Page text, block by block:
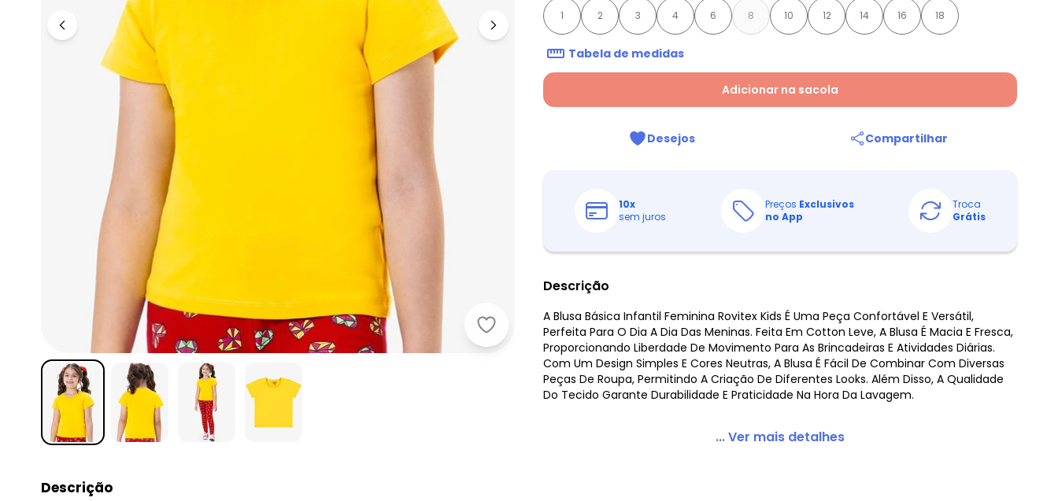
Rovi Kids - Blusa Básica Infantil Menina Amarelo
1 2 3 4 6 8 10 12 14 16 18
Tabela de medidas
Adicionar na sacola
Desejos Compartilhar
10x
sem juros
Preços Exclusivos
no App
Troca
Grátis
Descrição
A Blusa Básica Infantil Feminina Rovitex Kids É Uma Peça Confortável E Versátil,
Perfeita Para O Dia A Dia Das Meninas. Feita Em Cotton Leve, A Blusa É Macia E Fresca,
Proporcionando Liberdade De Movimento Para As Brincadeiras E Atividades Diárias.
Com Um Design Simples E Cores Neutras, A Blusa É Fácil De Combinar Com Diversas
Peças De Roupa, Permitindo A Criação De Diferentes Looks. Além Disso, A Qualidade
Do Tecido Garante Durabilidade E Praticidade Na Hora Da Lavagem.
... Ver mais detalhes
Descrição